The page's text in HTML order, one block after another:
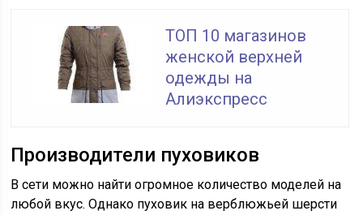
ТОП 10 магазинов
женской верхней
одежды на
Алиэкспресс
Производители пуховиков
В сети можно найти огромное количество моделей на
любой вкус. Однако пуховик на верблюжьей шерсти